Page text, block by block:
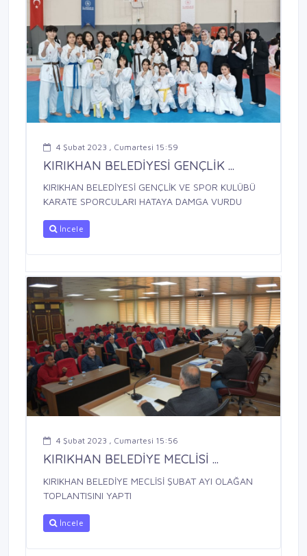
4 Şubat 2023 , Cumartesi 15:59
KIRIKHAN BELEDİYESİ GENÇLİK ...
KIRIKHAN BELEDİYESİ GENÇLİK VE SPOR KULÜBÜ
KARATE SPORCULARI HATAYA DAMGA VURDU
İncele
4 Şubat 2023 , Cumartesi 15:56
KIRIKHAN BELEDİYE MECLİSİ ...
KIRIKHAN BELEDİYE MECLİSİ ŞUBAT AYI OLAĞAN
TOPLANTISINI YAPTI
İncele